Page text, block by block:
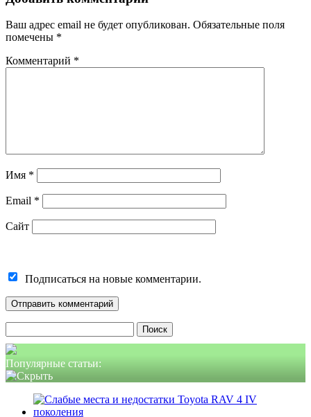
Ваш адрес email не будет опубликован. Обязательные поля
помечены *
Комментарий *
Имя *
Email *
Сайт
Подписаться на новые комментарии.
Популярные статьи: